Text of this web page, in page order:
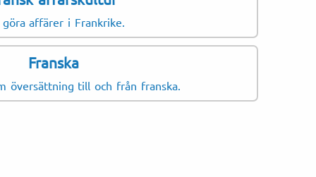
och djurhälsa
affärer i Frankrike.
Franska
översättning till och från franska.